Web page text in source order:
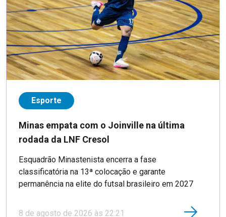
Esporte
Minas empata com o Joinville na última
rodada da LNF Cresol
Esquadrão Minastenista encerra a fase
classificatória na 13ª colocação e garante
permanência na elite do futsal brasileiro em 2027
8 de agosto de 2026 às 22:21